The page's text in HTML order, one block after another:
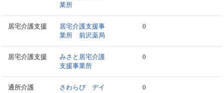
業所
居宅介護支援
居宅介護支援事
業所 前沢薬局
0
居宅介護支援
みさと居宅介護
支援事業所
0
通所介護
さわらび デイ
0